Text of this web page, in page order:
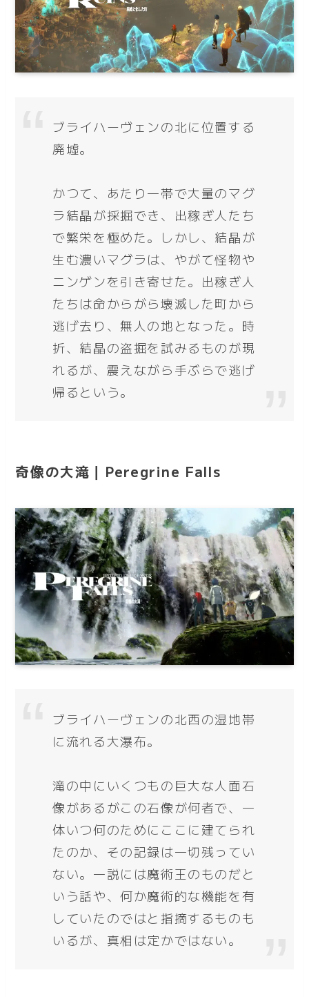
ブライハーヴェンの北に位置する
廃墟。
かつて、あたり一帯で大量のマグ
ラ結晶が採掘でき、出稼ぎ人たち
で繁栄を極めた。しかし、結晶が
生む濃いマグラは、やがて怪物や
ニンゲンを引き寄せた。出稼ぎ人
たちは命からがら壊滅した町から
逃げ去り、無人の地となった。時
折、結晶の盗掘を試みるものが現
れるが、震えながら手ぶらで逃げ
帰るという。
奇像の大滝｜Peregrine Falls
ブライハーヴェンの北西の湿地帯
に流れる大瀑布。
滝の中にいくつもの巨大な人面石
像があるがこの石像が何者で、一
体いつ何のためにここに建てられ
たのか、その記録は一切残ってい
ない。一説には魔術王のものだと
いう話や、何か魔術的な機能を有
していたのではと指摘するものも
いるが、真相は定かではない。